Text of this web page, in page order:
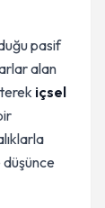
pasif
alan
içsel